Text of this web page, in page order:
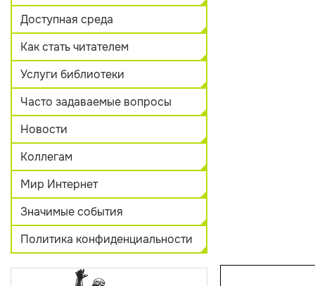
Доступная среда
Как стать читателем
Услуги библиотеки
Часто задаваемые вопросы
Новости
Коллегам
Мир Интернет
Значимые события
Политика конфиденциальности